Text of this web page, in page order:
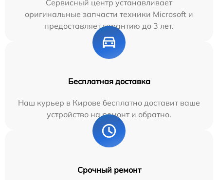
Сервисный центр устанавливает
оригинальные запчасти техники Microsoft и
предоставляет гарантию до 3 лет.
Бесплатная доставка
Наш курьер в Кирове бесплатно доставит ваше
устройство на ремонт и обратно.
Срочный ремонт